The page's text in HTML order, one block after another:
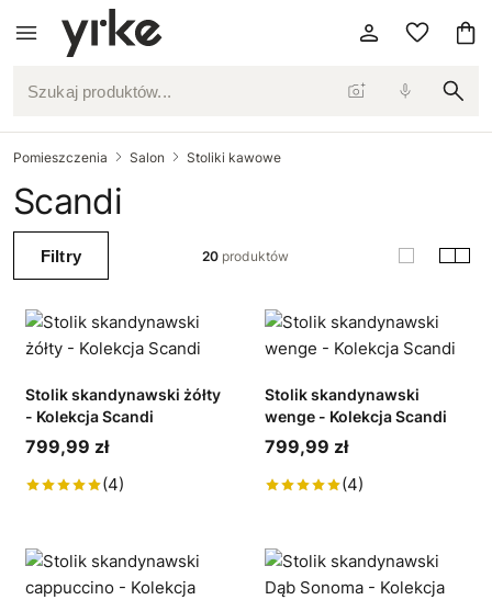
Szukaj produktów...
Pomieszczenia Salon Stoliki kawowe
Scandi
Filtry 20produktów
Stolik skandynawski żółty
- Kolekcja Scandi
799,99 zł
(4)
Stolik skandynawski
wenge - Kolekcja Scandi
799,99 zł
(4)